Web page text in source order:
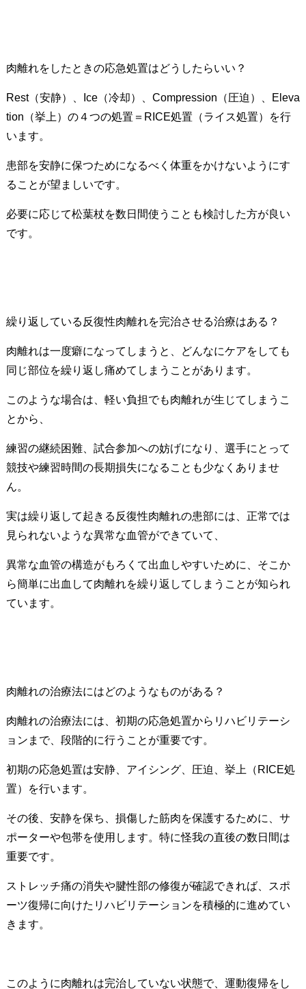
肉離れをしたときの応急処置はどうしたらいい？
Rest（安静）、Ice（冷却）、Compression（圧迫）、Eleva
tion（挙上）の４つの処置＝RICE処置（ライス処置）を行
います。
患部を安静に保つためになるべく体重をかけないようにす
ることが望ましいです。
必要に応じて松葉杖を数日間使うことも検討した方が良い
です。
繰り返している反復性肉離れを完治させる治療はある？
肉離れは一度癖になってしまうと、どんなにケアをしても
同じ部位を繰り返し痛めてしまうことがあります。
このような場合は、軽い負担でも肉離れが生じてしまうこ
とから、
練習の継続困難、試合参加への妨げになり、選手にとって
競技や練習時間の長期損失になることも少なくありませ
ん。
実は繰り返して起きる反復性肉離れの患部には、正常では
見られないような異常な血管ができていて、
異常な血管の構造がもろくて出血しやすいために、そこか
ら簡単に出血して肉離れを繰り返してしまうことが知られ
ています。
肉離れの治療法にはどのようなものがある？
肉離れの治療法には、初期の応急処置からリハビリテーシ
ョンまで、段階的に行うことが重要です。
初期の応急処置は安静、アイシング、圧迫、挙上（RICE処
置）を行います。
その後、安静を保ち、損傷した筋肉を保護するために、サ
ポーターや包帯を使用します。特に怪我の直後の数日間は
重要です。
ストレッチ痛の消失や腱性部の修復が確認できれば、スポ
ーツ復帰に向けたリハビリテーションを積極的に進めてい
きます。
このように肉離れは完治していない状態で、運動復帰をし